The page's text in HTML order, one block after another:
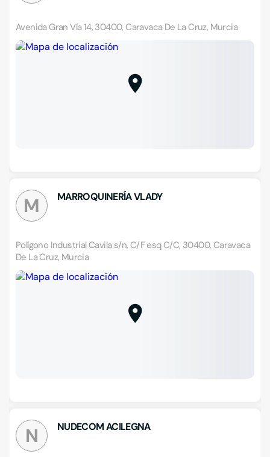
Avenida Gran Vía 14, 30400, Caravaca De La Cruz, Murcia
M MARROQUINERÍA VLADY
Polígono Industrial Cavila s/n, C/F esq C/C, 30400, Caravaca
De La Cruz, Murcia
N NUDECOM ACILEGNA